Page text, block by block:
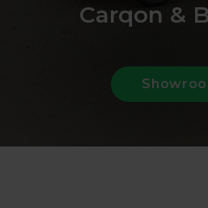
Carqon &